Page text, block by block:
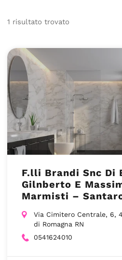
1 risultato trovato
F.lli Brandi Snc Di
Gilnberto E
Marmisti –
Via Cimitero Centrale, 6,
di Romagna RN
0541624010